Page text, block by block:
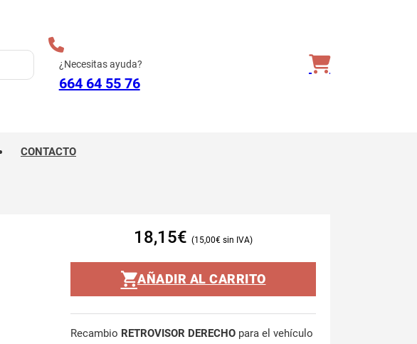
¿Necesitas ayuda?
664 64 55 76
CONTACTO
18,15€ 15,00€
AÑADIR AL CARRITO
Recambio RETROVISOR DERECHO para el vehículo